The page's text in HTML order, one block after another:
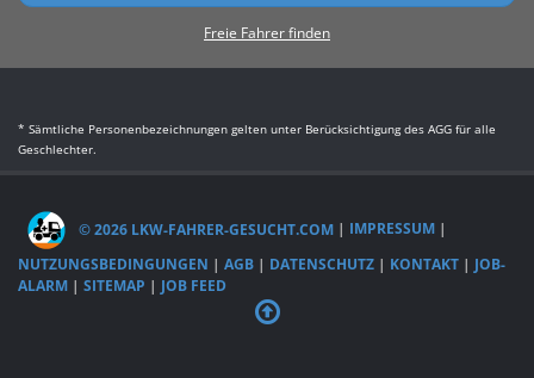
Freie Fahrer finden
* Sämtliche Personenbezeichnungen gelten unter Berücksichtigung des AGG für alle
Geschlechter.
© 2026 LKW-FAHRER-GESUCHT.COM | IMPRESSUM |
NUTZUNGSBEDINGUNGEN | AGB | DATENSCHUTZ | KONTAKT | JOB-
ALARM | SITEMAP | JOB FEED